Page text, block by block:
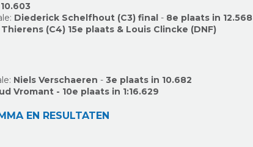
Diederick Schelfhout (C3) final - 8e plaats in 12.568
(C4) 15e plaats & Louis Clincke (DNF)
Niels Verschaeren - 3e plaats in 10.682
Vromant - 10e plaats in 1:16.629
EN RESULTATEN